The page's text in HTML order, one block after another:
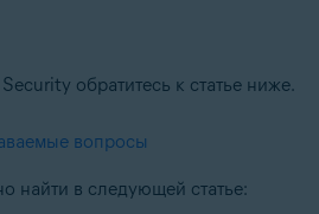
обратитесь к статье ниже.
вопросы
найти в следующей статье: